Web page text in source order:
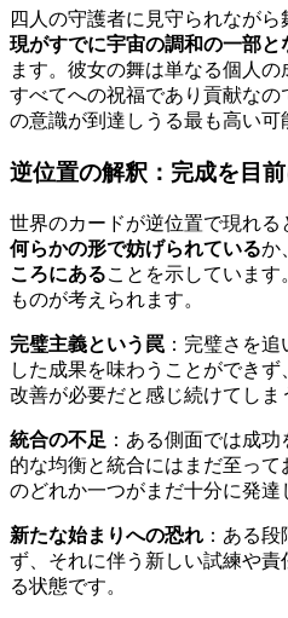
四人の守護者に見守られながら
現がすでに宇宙の調和の一部と
ます。彼女の舞は単なる個人
すべてへの祝福であり貢献な
の意識が到達しうる最も高い可
逆位置の解釈：完成を目
世界のカードが逆位置で現れる
何らかの形で妨げられているか
ころにあることを示していま
ものが考えられます。
完璧主義という罠 ：完璧さを
した成果を味わうことができ
改善が必要だと感じ続けてしま
統合の不足 ：ある側面では成
的な均衡と統合にはまだ至っ
のどれか一つがまだ十分に発達
新たな始まりへの恐れ ：ある
ず、それに伴う新しい試練や
る状態です。